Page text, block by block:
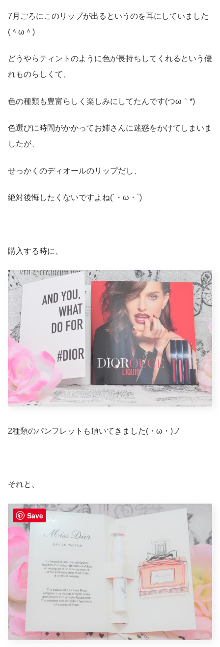
7月ごろにこのリップが出るというのを耳にしていました
(＾ω＾)
どうやらティントのように色が長持ちしてくれるという優
れものらしくて、
色の種類も豊富らしく楽しみにしてたんです(つω｀*)
色選びに時間がかかってお姉さんに迷惑をかけてしまいま
したが、
せっかくのディオールのリップだし、
絶対後悔したくないですよね(`・ω・´)
購入する時に、
2種類のパンフレットも頂いてきました(・ω・)ノ
それと、
Save